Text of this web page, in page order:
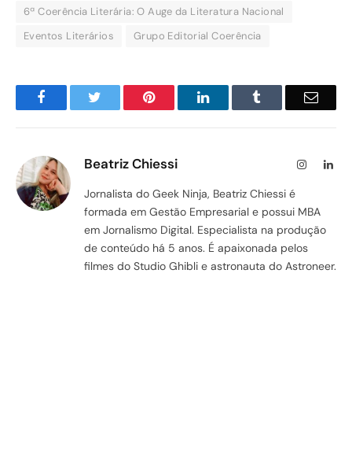
6ª Coerência Literária: O Auge da Literatura Nacional
Eventos Literários
Grupo Editorial Coerência
Facebook Pinterest LinkedIn Email
Beatriz Chiessi Instagram
Jornalista do Geek Ninja, Beatriz Chiessi é
formada em Gestão Empresarial e possui MBA
em Jornalismo Digital. Especialista na produção
de conteúdo há 5 anos. É apaixonada pelos
filmes do Studio Ghibli e astronauta do Astroneer.